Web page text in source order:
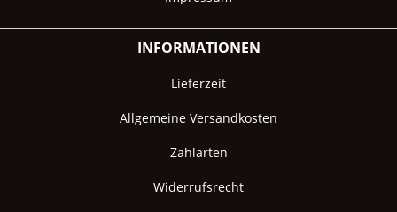
INFORMATIONEN
Lieferzeit
Allgemeine Versandkosten
Zahlarten
Widerrufsrecht